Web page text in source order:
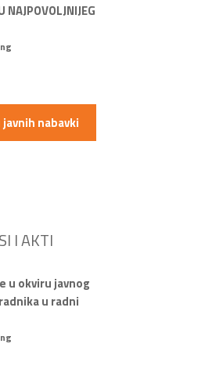
NAJPOVOLJNIJEG
nabavki
I AKTI
u okviru javnog
u radni